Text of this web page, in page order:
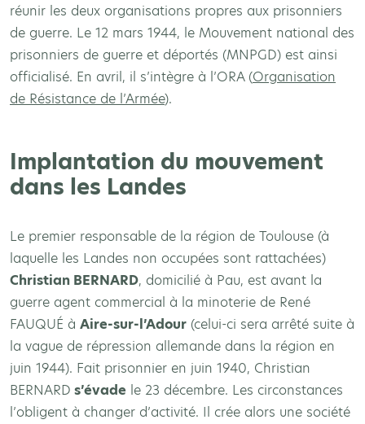
réunir les deux organisations propres aux prisonniers
de guerre. Le 12 mars 1944, le Mouvement national des
prisonniers de guerre et déportés (MNPGD) est ainsi
officialisé. En avril, il s’intègre à l’ORA (Organisation
de Résistance de l’Armée).
Implantation du mouvement
dans les Landes
Le premier responsable de la région de Toulouse (à
laquelle les Landes non occupées sont rattachées)
Christian BERNARD, domicilié à Pau, est avant la
guerre agent commercial à la minoterie de René
FAUQUÉ à Aire-sur-l’Adour (celui-ci sera arrêté suite à
la vague de répression allemande dans la région en
juin 1944). Fait prisonnier en juin 1940, Christian
BERNARD s’évade le 23 décembre. Les circonstances
l’obligent à changer d’activité. Il crée alors une société